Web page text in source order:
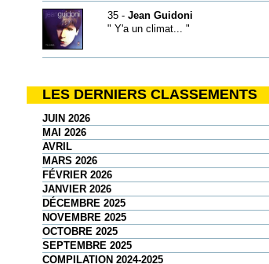
35 - Jean Guidoni
" Y'a un climat... "
LES DERNIERS CLASSEMENTS
JUIN 2026
MAI 2026
AVRIL
MARS 2026
FÉVRIER 2026
JANVIER 2026
DÉCEMBRE 2025
NOVEMBRE 2025
OCTOBRE 2025
SEPTEMBRE 2025
COMPILATION 2024-2025